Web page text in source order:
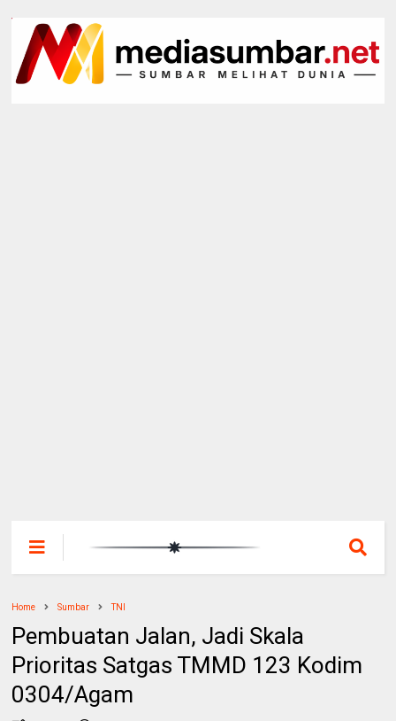
Home Sumbar TNI
Pembuatan Jalan, Jadi Skala
Prioritas Satgas TMMD 123 Kodim
0304/Agam